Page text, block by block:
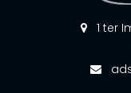
1 ter